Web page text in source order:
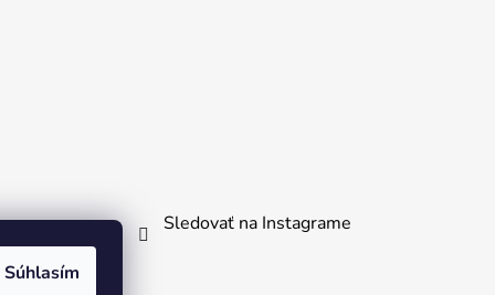
Súhlasím
Sledovať na Instagrame